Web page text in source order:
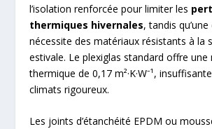
l’isolation renforcée pour limiter les
thermiques hivernales, tandis
nécessite des matériaux résistants à la
estivale. Le plexiglas standard offre une
thermique de 0,17 m²·K·W⁻¹,
climats rigoureux.
Les joints d’étanchéité EPDM ou